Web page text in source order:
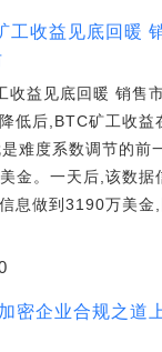
工收益见底回暖
收益见底回暖 销售
低后,BTC矿工收益
难度系数调节的前
金。一天后,该数据
息做到3190万美金
密企业合规之道